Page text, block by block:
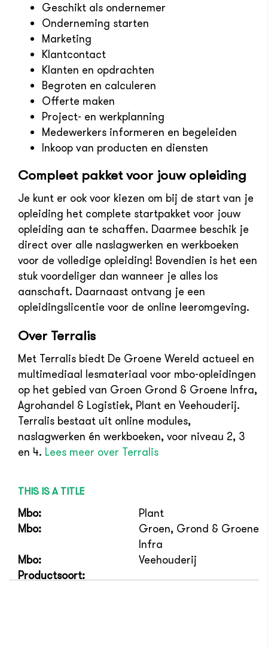
Geschikt als ondernemer
Onderneming starten
Marketing
Klantcontact
Klanten en opdrachten
Begroten en calculeren
Offerte maken
Project- en werkplanning
Medewerkers informeren en begeleiden
Inkoop van producten en diensten
Compleet pakket voor jouw opleiding
Je kunt er ook voor kiezen om bij de start van je
opleiding het complete startpakket voor jouw
opleiding aan te schaffen. Daarmee beschik je
direct over alle naslagwerken en werkboeken
voor de volledige opleiding! Bovendien is het een
stuk voordeliger dan wanneer je alles los
aanschaft. Daarnaast ontvang je een
opleidingslicentie voor de online leeromgeving.
Over Terralis
Met Terralis biedt De Groene Wereld actueel en
multimediaal lesmateriaal voor mbo-opleidingen
op het gebied van Groen Grond & Groene Infra,
Agrohandel & Logistiek, Plant en Veehouderij.
Terralis bestaat uit online modules,
naslagwerken én werkboeken, voor niveau 2, 3
en 4. Lees meer over Terralis
THIS IS A TITLE
Mbo:
Plant
Mbo:
Groen, Grond & Groene
Infra
Mbo:
Veehouderij
Productsoort: